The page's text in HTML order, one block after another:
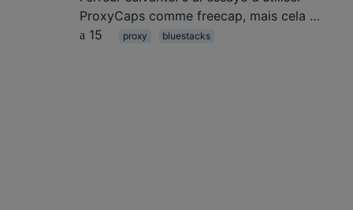
ProxyCaps comme freecap, mais cela …
15
proxy bluestacks